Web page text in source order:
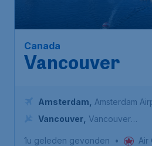
Canada
Vancouver
Amsterdam
Amsterdam
Schiphol
Vancouver Vancouver
1u geleden gevonden • Air